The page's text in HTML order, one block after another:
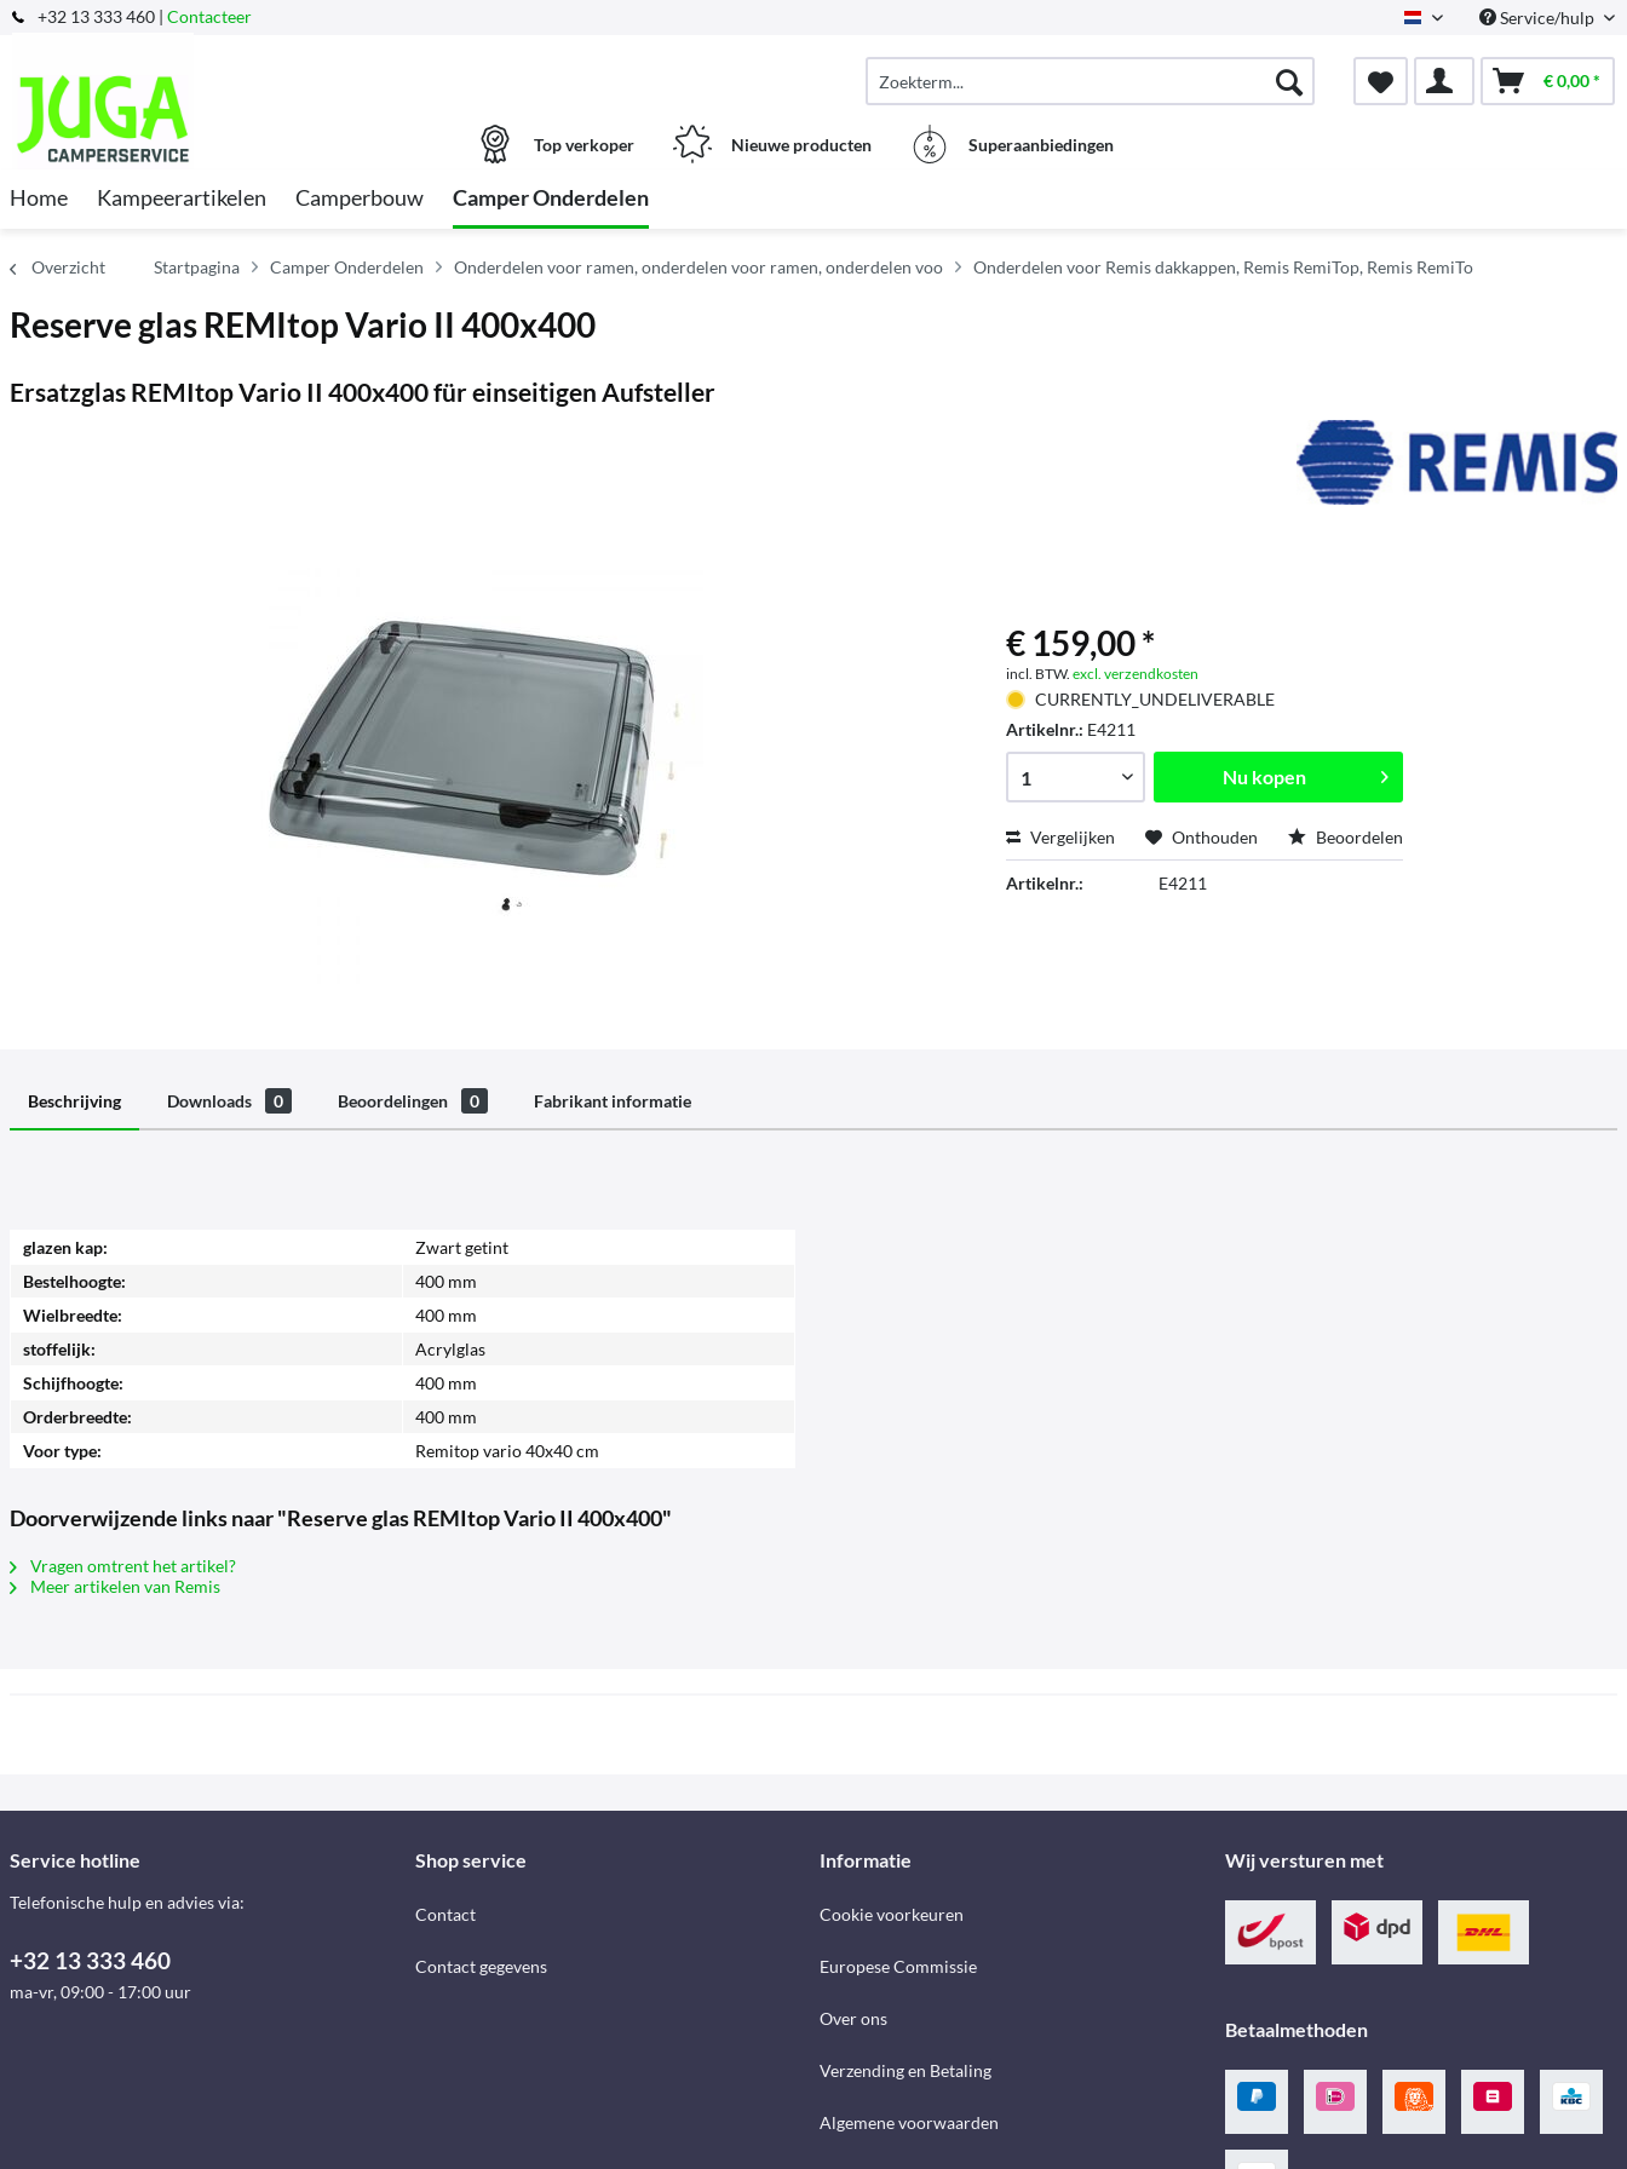
+32 13 333 460 | Contacteer Dutch Service/hulp
€ 0,00 *
Top verkoper Nieuwe producten Superaanbiedingen
Home Kampeerartikelen Camperbouw Camper Onderdelen
Overzicht Startpagina Camper Onderdelen Onderdelen voor ramen, onderdelen voor ramen, onderdelen voo Onderdelen voor Remis dakkappen, Remis RemiTop, Remis RemiTo
Reserve glas REMItop Vario II 400x400
Ersatzglas REMItop Vario II 400x400 für einseitigen Aufsteller
€ 159,00 *
incl. BTW.excl. verzendkosten
CURRENTLY_UNDELIVERABLE
Artikelnr.: E4211
Nu kopen
Vergelijken Onthouden Beoordelen
Artikelnr.: E4211
Beschrijving Downloads 0 Beoordelingen 0 Fabrikant informatie
glazen kap:
Zwart getint
Bestelhoogte:
400 mm
Wielbreedte:
400 mm
stoffelijk:
Acrylglas
Schijfhoogte:
400 mm
Orderbreedte:
400 mm
Voor type:
Remitop vario 40x40 cm
Doorverwijzende links naar "Reserve glas REMItop Vario II 400x400"
Vragen omtrent het artikel?
Meer artikelen van Remis
Service hotline
Telefonische hulp en advies via:
+32 13 333 460
ma-vr, 09:00 - 17:00 uur
Shop service
Contact
Contact gegevens
Informatie
Cookie voorkeuren
Europese Commissie
Over ons
Verzending en Betaling
Algemene voorwaarden
Wij versturen met
Betaalmethoden